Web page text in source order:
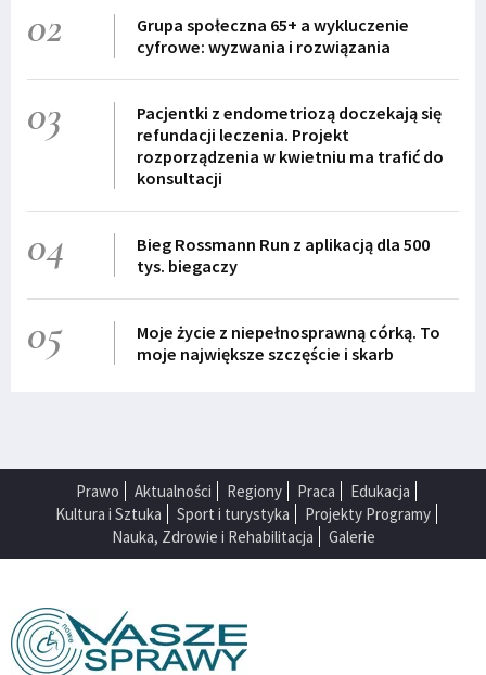
02
Grupa społeczna 65+ a wykluczenie
cyfrowe: wyzwania i rozwiązania
03
Pacjentki z endometriozą doczekają się
refundacji leczenia. Projekt
rozporządzenia w kwietniu ma trafić do
konsultacji
04
Bieg Rossmann Run z aplikacją dla 500
tys. biegaczy
05
Moje życie z niepełnosprawną córką. To
moje największe szczęście i skarb
Prawo Aktualności Regiony Praca
Edukacja
Kultura i Sztuka
Sport i turystyka
Projekty Programy
Nauka, Zdrowie i Rehabilitacja
Galerie